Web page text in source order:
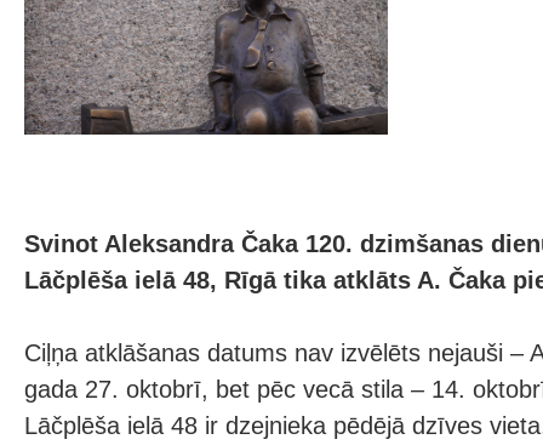
Svinot Aleksandra Čaka 120. dzimšanas
Lāčplēša ielā 48, Rīgā tika atklāts A. Čaka
Ciļņa atklāšanas datums nav izvēlēts nejauši –
gada 27. oktobrī, bet pēc vecā stila – 14.
Lāčplēša ielā 48 ir dzejnieka pēdējā dzīves